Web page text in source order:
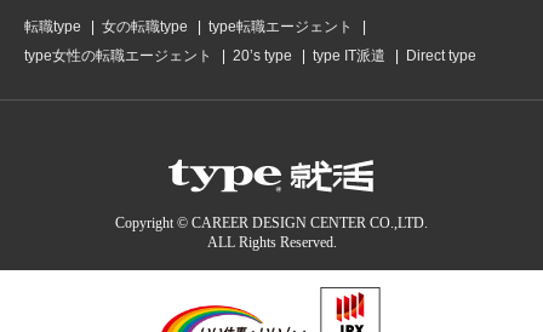
転職type 女の転職type
type転職エージェント
type女性の転職エージェント
20’s type type IT派遣 Direct type
Copyright © CAREER DESIGN CENTER CO.,LTD.
ALL Rights Reserved.